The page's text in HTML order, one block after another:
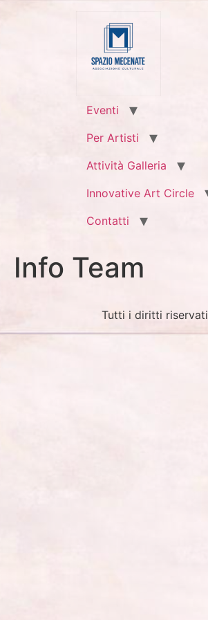
Eventi
Per Artisti
Attività Galleria
Innovative Art Circle
Contatti
Info Team
Tutti i diritti riservati